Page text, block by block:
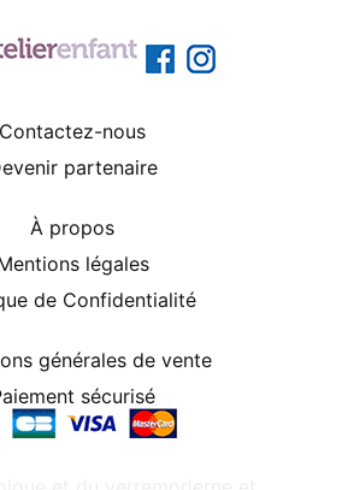
Contactez-nous
partenaire
À propos
légales
de Confidentialité
générales de vente
sécurisé